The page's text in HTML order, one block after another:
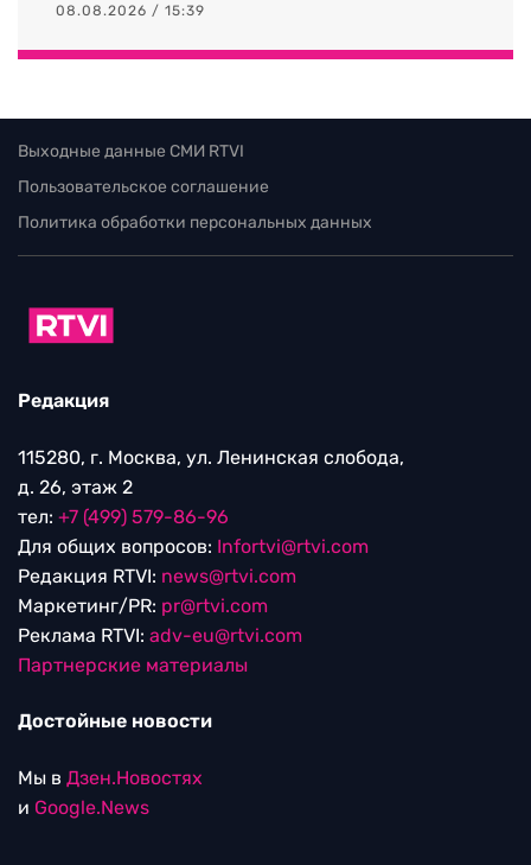
08.08.2026 / 15:39
Выходные данные СМИ RTVI
Пользовательское соглашение
Политика обработки персональных данных
Редакция
115280, г. Москва, ул. Ленинская слобода,
д. 26, этаж 2
тел: +7 (499) 579-86-96
Для общих вопросов: Infortvi@rtvi.com
Редакция RTVI: news@rtvi.com
Маркетинг/PR: pr@rtvi.com
Реклама RTVI: adv-eu@rtvi.com
Партнерские материалы
Достойные новости
Мы в Дзен.Новостях
и Google.News